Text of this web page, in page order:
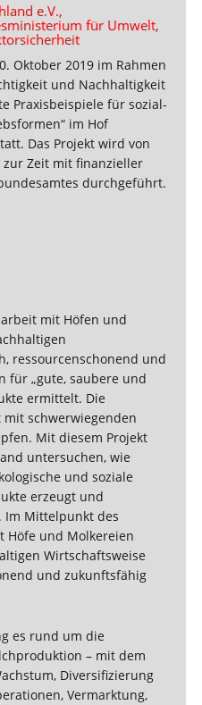
e.V.,
für Umwelt,
Oktober 2019 im Rahmen
und Nachhaltigkeit
Praxisbeispiele für sozial-
im Hof
Das Projekt wird von
zur Zeit mit finanzieller
durchgeführt.
mit Höfen und
ressourcenschonend und
für „gute, saubere und
ermittelt. Die
schwerwiegenden
Mit diesem Projekt
untersuchen, wie
und soziale
erzeugt und
Im Mittelpunkt des
Höfe und Molkereien
Wirtschaftsweise
und zukunftsfähig
es rund um die
– mit dem
Diversifizierung
Vermarktung,